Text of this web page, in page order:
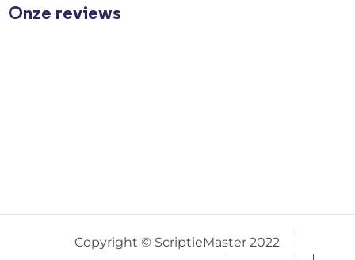
Onze reviews
Copyright © ScriptieMaster 2022